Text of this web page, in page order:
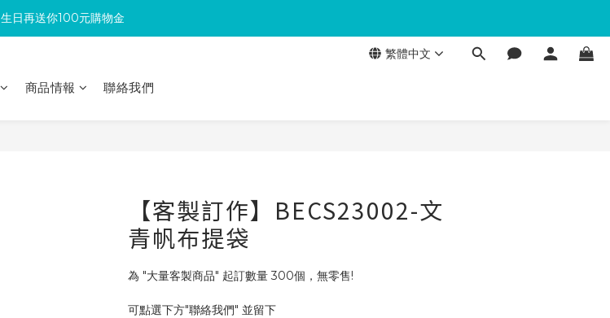
滿300回饋10%購物金
生日再送你100元購物金
滿300回饋10%購物金
繁體中文
商品情報 聯絡我們
【客製訂作】BECS23002-文
青帆布提袋
為 "大量客製商品" 起訂數量 300個，無零售!
可點選下方"聯絡我們" 並留下